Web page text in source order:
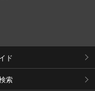
ド
索